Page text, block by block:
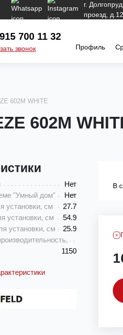
г.
проезд,
700 11 32
звонок Профиль
602M WHITE
602M
Нет
"Умный дом"
Нет
установки, см
27.7
установки, см
54.9
установки, см
25.9
1150
В